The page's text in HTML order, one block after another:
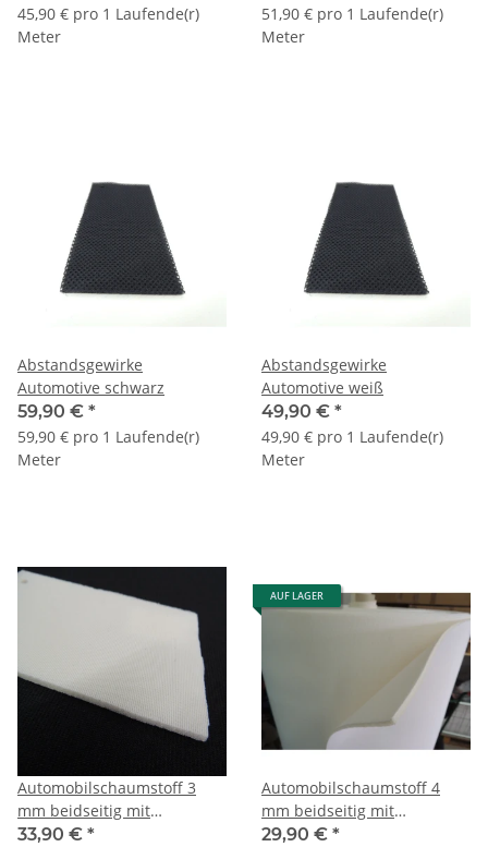
45,90 € pro 1 Laufende(r)
Meter
51,90 € pro 1 Laufende(r)
Meter
Abstandsgewirke
Automotive schwarz
59,90 € *
59,90 € pro 1 Laufende(r)
Meter
Abstandsgewirke
Automotive weiß
49,90 € *
49,90 € pro 1 Laufende(r)
Meter
Automobilschaumstoff 3
mm beidseitig mit
Charmeuse
33,90 € *
AUF LAGER
Automobilschaumstoff 4
mm beidseitig mit
Charmeuse
29,90 € *